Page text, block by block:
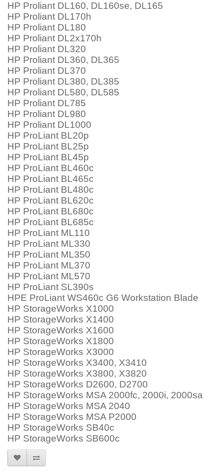
HP Proliant DL160, DL160se, DL165
HP Proliant DL170h
HP Proliant DL180
HP Proliant DL2x170h
HP Proliant DL320
HP Proliant DL360, DL365
HP Proliant DL370
HP Proliant DL380, DL385
HP Proliant DL580, DL585
HP Proliant DL785
HP Proliant DL980
HP Proliant DL1000
HP ProLiant BL20p
HP ProLiant BL25p
HP ProLiant BL45p
HP ProLiant BL460c
HP ProLiant BL465c
HP ProLiant BL480c
HP ProLiant BL620c
HP ProLiant BL680c
HP ProLiant BL685c
HP ProLiant ML110
HP ProLiant ML330
HP ProLiant ML350
HP ProLiant ML370
HP ProLiant ML570
HP ProLiant SL390s
HPE ProLiant WS460c G6 Workstation Blade
HP StorageWorks X1000
HP StorageWorks X1400
HP StorageWorks X1600
HP StorageWorks X1800
HP StorageWorks X3000
HP StorageWorks X3400, X3410
HP StorageWorks X3800, X3820
HP StorageWorks D2600, D2700
HP StorageWorks MSA 2000fc, 2000i, 2000sa
HP StorageWorks MSA 2040
HP StorageWorks MSA P2000
HP StorageWorks SB40c
HP StorageWorks SB600c